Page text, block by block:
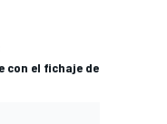
con el fichaje de